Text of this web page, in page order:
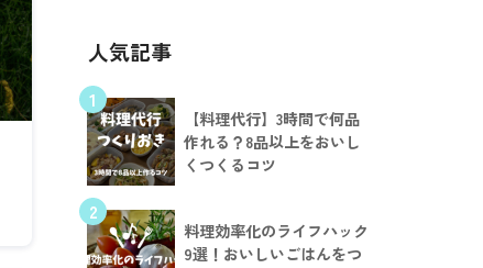
人気記事
1
【料理代行】3時間で何品
作れる？8品以上をおいし
くつくるコツ
2
料理効率化のライフハック
9選！おいしいごはんをつ